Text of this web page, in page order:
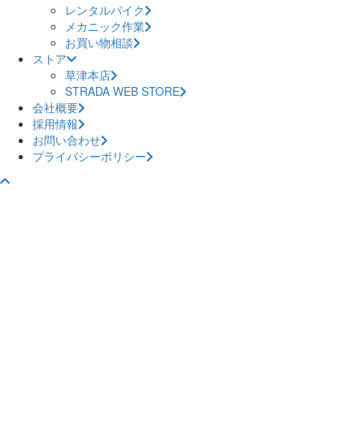
レンタルバイク
メカニック作業
お買い物相談
ストア
草津本店
STRADA WEB STORE
会社概要
採用情報
お問い合わせ
プライバシーポリシー